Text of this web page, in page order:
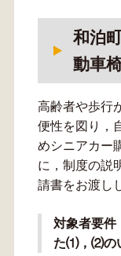
和泊
動車
高齢者や歩行
便性を図り，
めシニアカー
に，制度の説
請書をお渡し
対象者要
た⑴，⑵の